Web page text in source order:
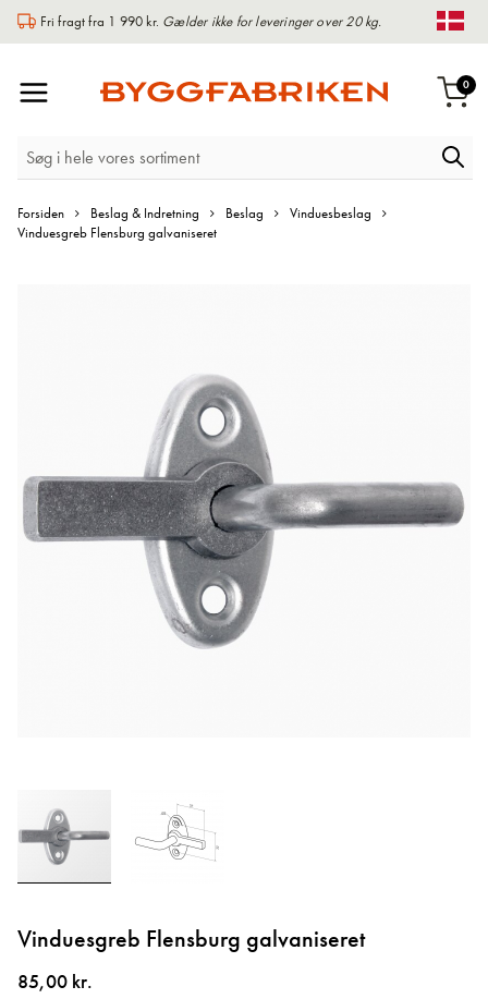
Fri fragt fra 1 990 kr. Gælder ikke for leveringer over 20 kg.
0
Forsiden Beslag & Indretning Beslag
Vinduesbeslag
Vinduesgreb Flensburg galvaniseret
til
starten
billedgalleriet
Vinduesgreb Flensburg galvaniseret
85,00 kr.